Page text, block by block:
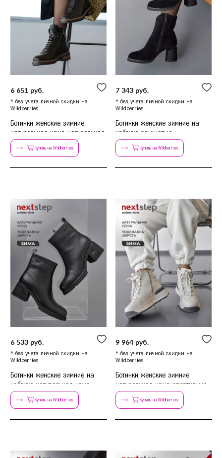
6 651 руб.
* без учета личной скидки на
Wildberries
Ботинки женские зимние
натуральная кожа натуральная
шерсть
Купить на Wildberries
7 343 руб.
* без учета личной скидки на
Wildberries
Ботинки женские зимние на
каблуке замшевые
Купить на Wildberries
6 533 руб.
* без учета личной скидки на
Wildberries
Ботинки женские зимние на
каблуке натуральная кожа
Купить на Wildberries
9 964 руб.
* без учета личной скидки на
Wildberries
Ботинки женские зимние
натуральная кожа спортивные
Купить на Wildberries